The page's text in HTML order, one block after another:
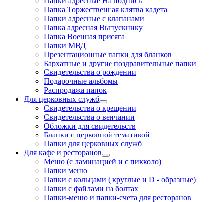
Папка Торжественная клятва кадета
Папки адресные с клапанами
Папка адресная Выпускнику
Папка Военная присяга
Папки МВД
Презентационные папки для бланков
Бархатные и другие поздравительные папки
Свидетельства о рождении
Подарочные альбомы
Распродажа папок
Для церковных служб
Свидетельства о крещении
Свидетельства о венчании
Обложки для свидетельств
Бланки с церковной тематикой
Папки для церковных служб
Для кафе и ресторанов
Меню (с ламинацией и с пикколо)
Папки меню
Папки с кольцами ( круглые и D - образные)
Папки с файлами на болтах
Папки-меню и папки-счета для ресторанов